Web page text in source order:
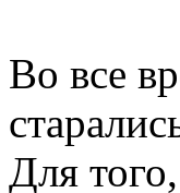
Во все
Для